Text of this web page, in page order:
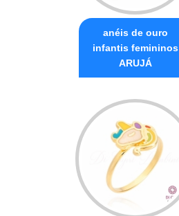
anéis de ouro
infantis femininos
ARUJÁ